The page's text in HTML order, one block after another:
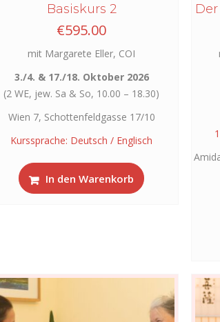
Basiskurs 2
€595.00
mit Margarete Eller, COI
3./4. & 17./18. Oktober 2026
(2 WE, jew. Sa & So, 10.00 – 18.30)
Wien 7, Schottenfeldgasse 17/10
Kurssprache: Deutsch / Englisch
In den Warenkorb